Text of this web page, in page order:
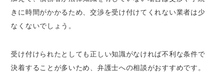
きに時間がかかるため、交渉を受け付けてくれない業者は少
なくないでしょう。
受け付けられたとしても正しい知識がなければ不利な条件で
決着することが多いため、弁護士への相談がおすすめです。